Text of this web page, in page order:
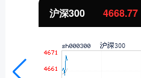
北证50 1117.16